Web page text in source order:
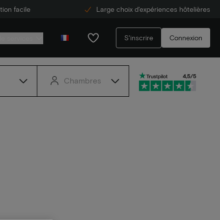
facile Large choix d'expériences hôtelières
S'inscrire Connexion
Chambres